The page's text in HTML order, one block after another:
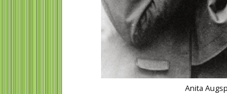
Anita